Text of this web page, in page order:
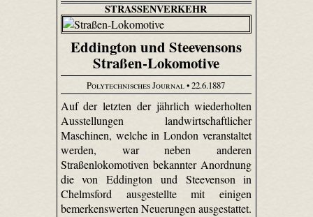
STRASSENVERKEHR
Eddington und Steevensons
Straßen-Lokomotive
Polytechnisches Journal• 22.6.1887
Auf der letzten der jährlich wiederholten
Ausstellungen landwirtschaftlicher
Maschinen, welche in London veranstaltet
werden, war neben anderen
Straßenlokomotiven bekannter Anordnung
die von Eddington und Steevenson in
Chelmsford ausgestellte mit einigen
bemerkenswerten Neuerungen ausgestattet.